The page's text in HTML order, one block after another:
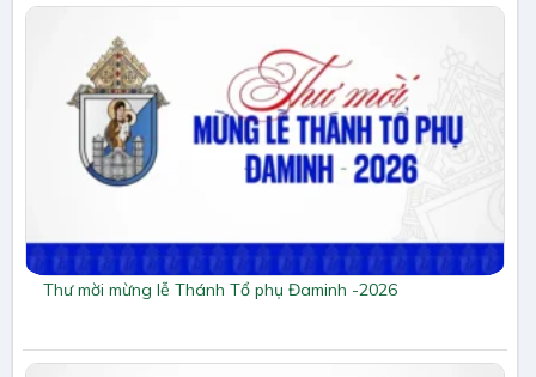
Thư mời mừng lễ Thánh Tổ phụ Đaminh -2026